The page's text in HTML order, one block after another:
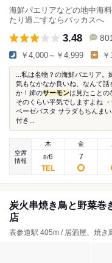
海鮮パエリアなどの地中海
たり過ごすならバッカスへ
3.48
￥4,000～￥4,999
...私は名物？の海鮮パエリア。
気もなかなか良いね、なんて
か！姉のサーモンは見たことの
そのくらい平気でしますよね ・
ベーゼパスタ サラダもちんま
付き...
空席
情報
木
8/6
金
7
炭火串焼き鳥と野菜巻
店
表参道駅 405m / 居酒屋、焼き